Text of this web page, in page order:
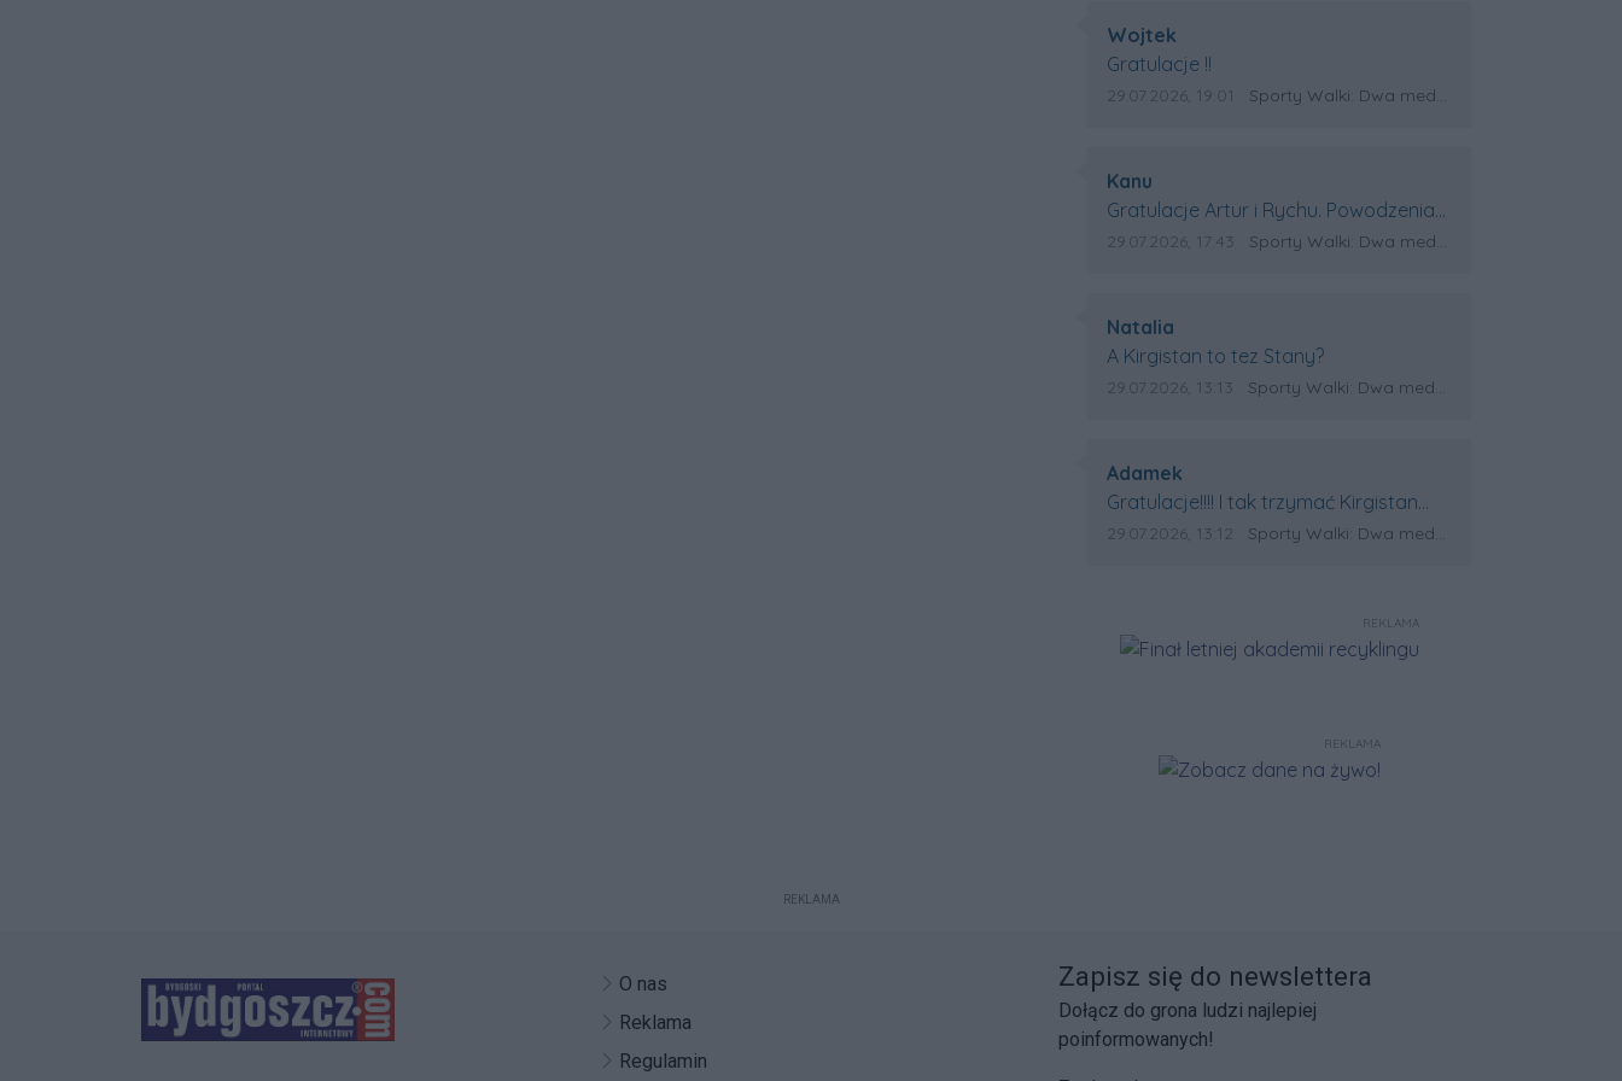
Autor komentarza:
Wojtek
Treść komentarza:
Gratulacje !!
Data dodania komentarza:
29.07.2026, 19:01 Źródło komentarza:
Sporty Walki: Dwa medale za oceanem
Autor komentarza:
Kanu
Treść komentarza:
Gratulacje Artur i Rychu. Powodzenia
dla Kirgistanu.
Data dodania komentarza:
29.07.2026, 17:43 Źródło komentarza:
Sporty Walki: Dwa medale za oceanem
Autor komentarza:
Natalia
Treść komentarza:
A Kirgistan to tez Stany?
Data dodania komentarza:
29.07.2026, 13:13 Źródło komentarza:
Sporty Walki: Dwa medale za oceanem
Autor komentarza:
Adamek
Treść komentarza:
Gratulacje!!!! I tak trzymać Kirgistan
czeka na powtórkę z USA a może i
Data dodania komentarza:
29.07.2026, 13:12 Źródło komentarza:
Sporty Walki: Dwa medale za oceanem
REKLAMA
REKLAMA
REKLAMA
O nas
Reklama
Regulamin
Zapisz się do newslettera
Dołącz do grona ludzi najlepiej
poinformowanych!